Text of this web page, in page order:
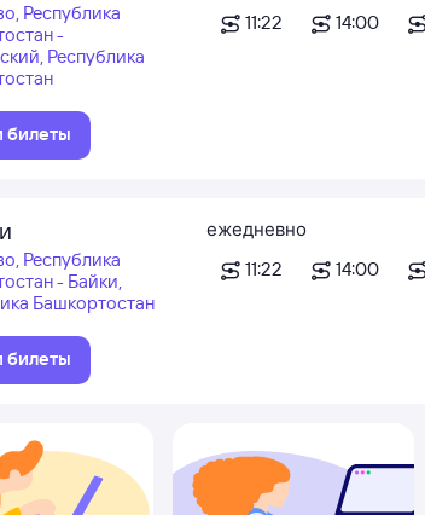
Республика
-
Республика
билеты
11:22
14:00
Республика
- Байки,
Башкортостан
билеты
ежедневно
11:22
14:00